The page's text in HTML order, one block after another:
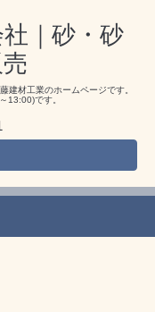
｜砂・砂
建材工業のホームページです。
13:00)です。